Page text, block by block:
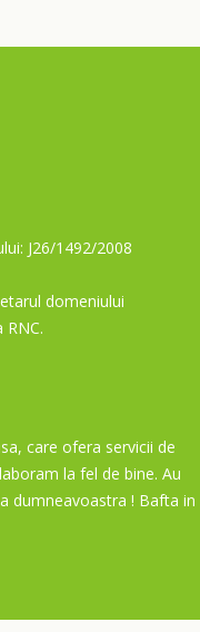
J26/1492/2008
domeniului
care ofera servicii de
la fel de bine. Au
dumneavoastra ! Bafta in